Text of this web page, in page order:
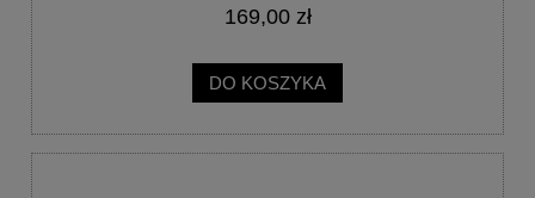
169,00 zł
DO KOSZYKA